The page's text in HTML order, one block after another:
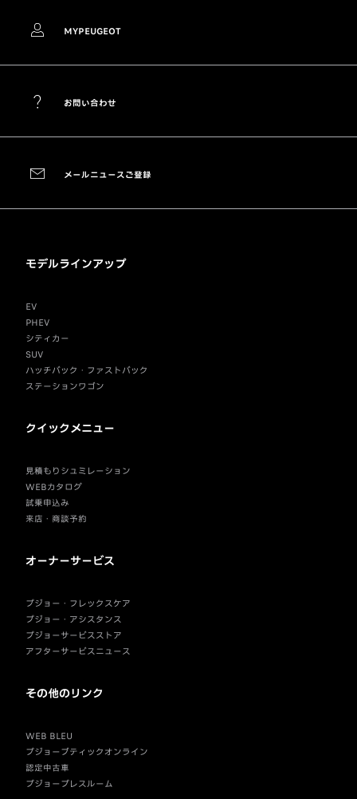
MYPEUGEOT
お問い合わせ
メールニュースご登録
モデルラインアップ
EV
PHEV
シティカー
SUV
ハッチバック・ファストバック
ステーションワゴン
クイックメニュー
見積もりシュミレーション
WEBカタログ
試乗申込み
来店・商談予約
オーナーサービス
プジョー・フレックスケア
プジョー・アシスタンス
プジョーサービスストア
アフターサービスニュース
その他のリンク
WEB BLEU
プジョーブティックオンライン
認定中古車
プジョープレスルーム